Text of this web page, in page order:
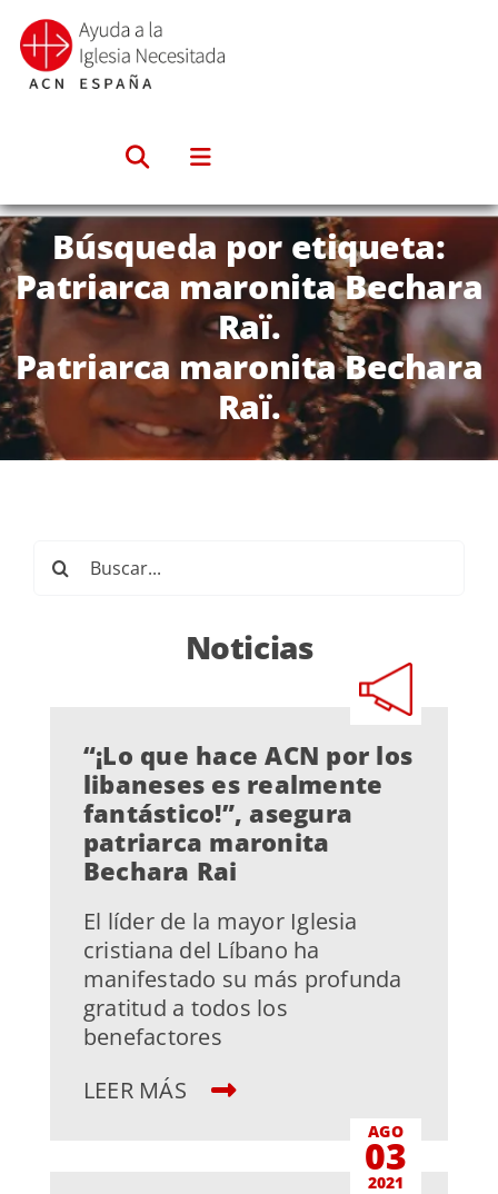
Saltar
contenido
Búsqueda por etiqueta:
Patriarca maronita Bechara
Raï.
Patriarca maronita Bechara
Raï.
Noticias
“¡Lo que hace ACN por los
libaneses es realmente
fantástico!”, asegura
patriarca maronita
Bechara Rai
El líder de la mayor Iglesia
cristiana del Líbano ha
manifestado su más profunda
gratitud a todos los
benefactores
LEER MÁS
AGO
03
2021